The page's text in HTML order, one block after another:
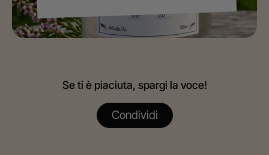
Se ti è piaciuta, spargi la voce!
Condividi